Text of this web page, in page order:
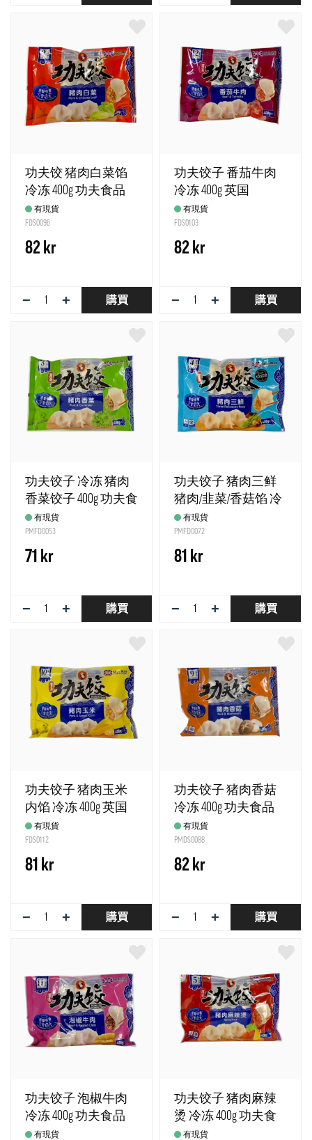
功夫饺 猪肉白菜馅
冷冻 400g 功夫食品
英国有現貨
FDS0096
82 kr
− + 購買
功夫饺子 番茄牛肉
冷冻 400g 英国
有現貨
FDS0103
82 kr
− + 購買
功夫饺子 冷冻 猪肉
香菜饺子 400g 功夫食
品 英国
有現貨
PMFD0053
71 kr
− + 購買
功夫饺子 猪肉三鲜
猪肉/韭菜/香菇馅 冷
冻 400g 功夫食品 英
国
有現貨
PMFD0072
81 kr
− + 購買
功夫饺子 猪肉玉米
内馅 冷冻 400g 英国
有現貨
FDS0112
81 kr
− + 購買
功夫饺子 猪肉香菇
冷冻 400g 功夫食品
英国有現貨
PMDS0088
82 kr
− + 購買
功夫饺子 泡椒牛肉
冷冻 400g 功夫食品
英国有現貨
功夫饺子 猪肉麻辣
烫 冷冻 400g 功夫食
品 英国
有現貨